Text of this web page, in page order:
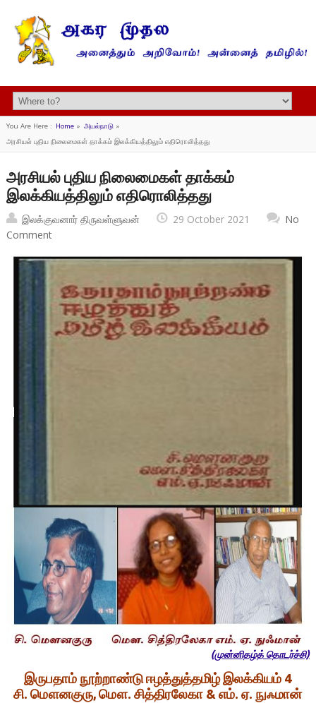
You Are Here : Home» அயல்நாடு»
அரசியல் புதிய நிலைமைகள் தாக்கம் இலக்கியத்திலும் எதிரொலித்தது
அரசியல் புதிய நிலைமைகள் தாக்கம்
இலக்கியத்திலும் எதிரொலித்தது
இலக்குவனார் திருவள்ளுவன் 29 October 2021
No
Comment
(முன்னிதழ்த் தொடர்ச்சி)
இருபதாம் நூற்றாண்டு ஈழத்துத்தமிழ் இலக்கியம் 4
சி. மௌனகுரு, மௌ. சித்திரலேகா & எம். ஏ. நுஃமான்